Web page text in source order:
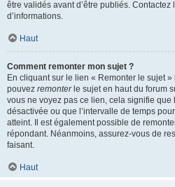
être validés avant d’être publiés. Contactez
d’informations.
Haut
Comment remonter mon sujet ?
En cliquant sur le lien « Remonter le sujet
pouvez remonterle sujet en haut du forum
vous ne voyez pas ce lien, cela signifie que
désactivée ou que l’intervalle de temps
atteint. Il est également possible de
répondant. Néanmoins, assurez-vous de
faisant.
Haut